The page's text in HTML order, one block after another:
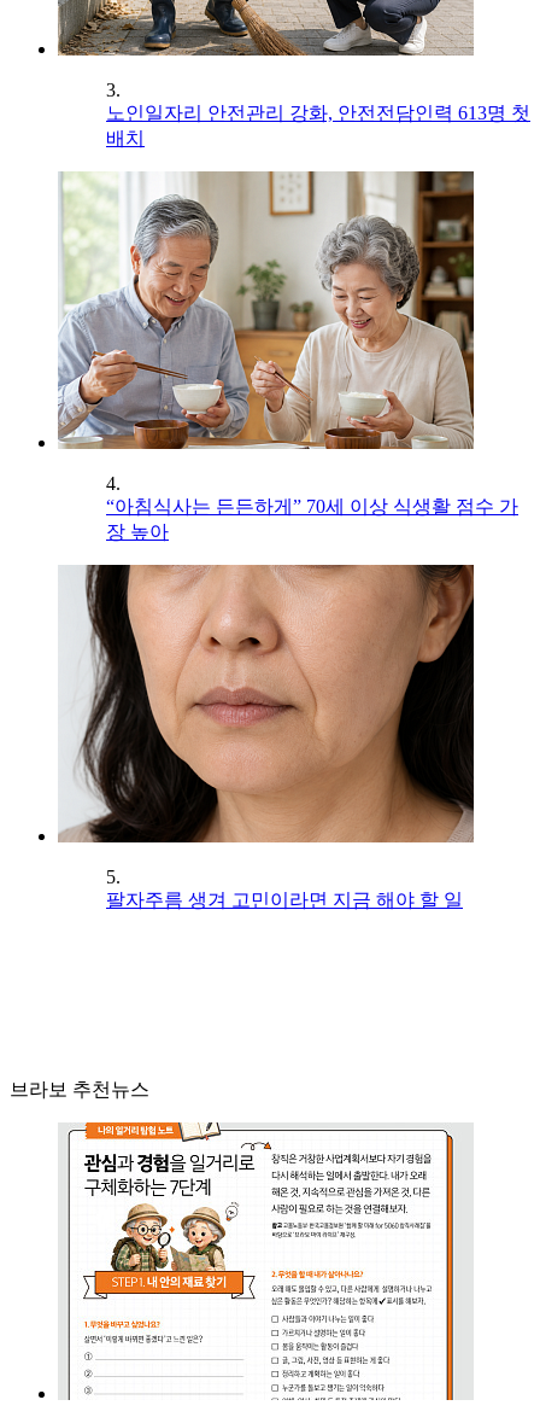
3.
노인일자리 안전관리 강화, 안전전담인력 613명 첫
배치
4.
“아침식사는 든든하게” 70세 이상 식생활 점수 가
장 높아
5.
팔자주름 생겨 고민이라면 지금 해야 할 일
브라보 추천뉴스